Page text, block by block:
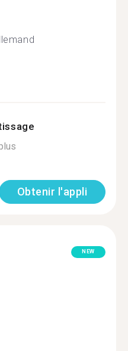
Obtenir l'appli
NEW